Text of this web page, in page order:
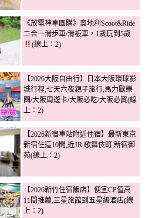
《放電神車團購》奧地利Scoot&Ride
二合一滑步車/滑板車，1歲玩到5歲
(線上：2)
【2026大阪自由行】日本大阪環球影
城行程,七天六夜親子旅行,馬力歐樂
園/大阪周遊卡/大阪必吃/大阪必買(線
上：2)
【2026新宿車站附近住宿】最新東京
新宿住這10間,近JR,歌舞伎町,新宿御
苑(線上：2)
【2026新竹住宿飯店】便宜CP值高
11間推薦,三星旅館到五星級酒店(線
上：2)